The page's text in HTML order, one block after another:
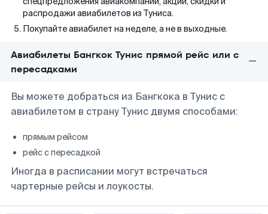
распродажи авиабилетов из Туниса.
Покупайте авиабилет на неделе, а не в выходные.
Авиабилеты Бангкок Тунис прямой рейс или с
пересадками
Вы можете добраться из Бангкока в Тунис с
авиабилетом в страну Тунис двумя способами:
прямым рейсом
рейс с пересадкой
Иногда в расписании могут встречаться
чартерные рейсы и лоукосты.